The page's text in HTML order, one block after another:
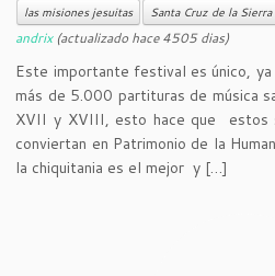
las misiones jesuitas
Santa Cruz de la Sierra
andrix(actualizado hace 4505 dias)
Este importante festival es único,
más de 5.000 partituras de música
XVII y XVIII, esto hace que estos
conviertan en Patrimonio de la
la chiquitania es el mejor y […]